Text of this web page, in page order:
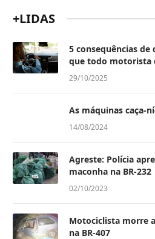
+LIDAS
5 consequências
que todo motorista
29/10/2025
As máquinas caça-
14/08/2024
Agreste: Polícia
maconha na BR-232
02/10/2023
Motociclista morre
na BR-407